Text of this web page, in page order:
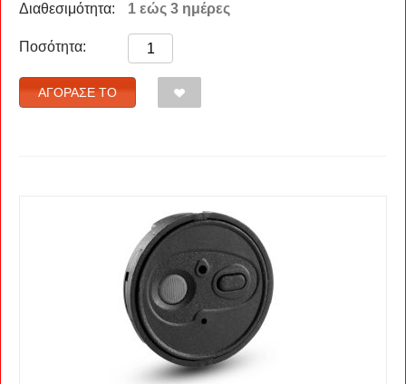
Διαθεσιμότητα:
1 εώς 3 ημέρες
Ποσότητα:
ΑΓΌΡΑΣΈ ΤΟ